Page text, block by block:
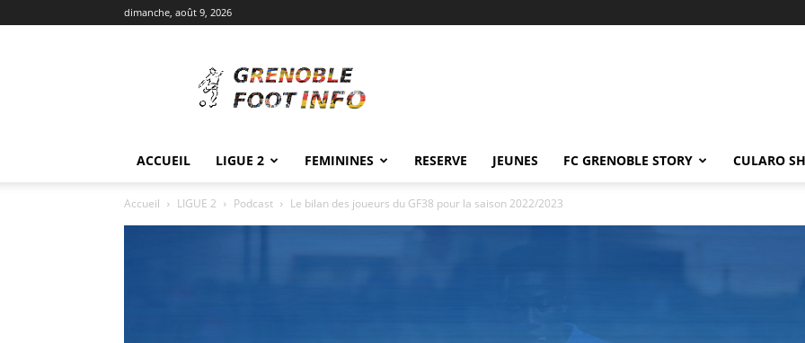
dimanche, août 9, 2026
Foot
Info
ACCUEIL LIGUE 2 FEMININES RESERVE JEUNES FC GRENOBLE STORY CULARO
Accueil LIGUE 2 Podcast Le bilan des joueurs du GF38 pour la saison 2022/2023